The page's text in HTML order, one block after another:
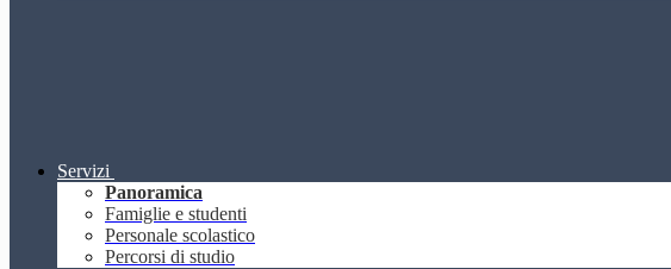
Servizi
Panoramica
Famiglie e studenti
Personale scolastico
Percorsi di studio